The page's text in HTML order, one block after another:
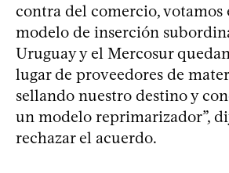
contra del comercio, votamos
modelo de inserción
Uruguay y el Mercosur
lugar de proveedores de
sellando nuestro destino y
un modelo reprimarizador”,
rechazar el acuerdo.